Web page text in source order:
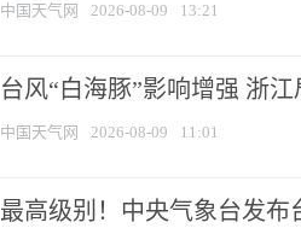
中国天气网 2026-08-09 13:21
台风“白海豚”影响增强 浙
中国天气网 2026-08-09 11:01
最高级别！中央气象台发布